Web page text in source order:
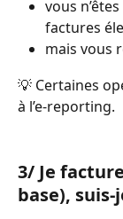
vous
factures
mais vous
💡 Certaines
à l’e-reporting.
3/ Je
base), suis-